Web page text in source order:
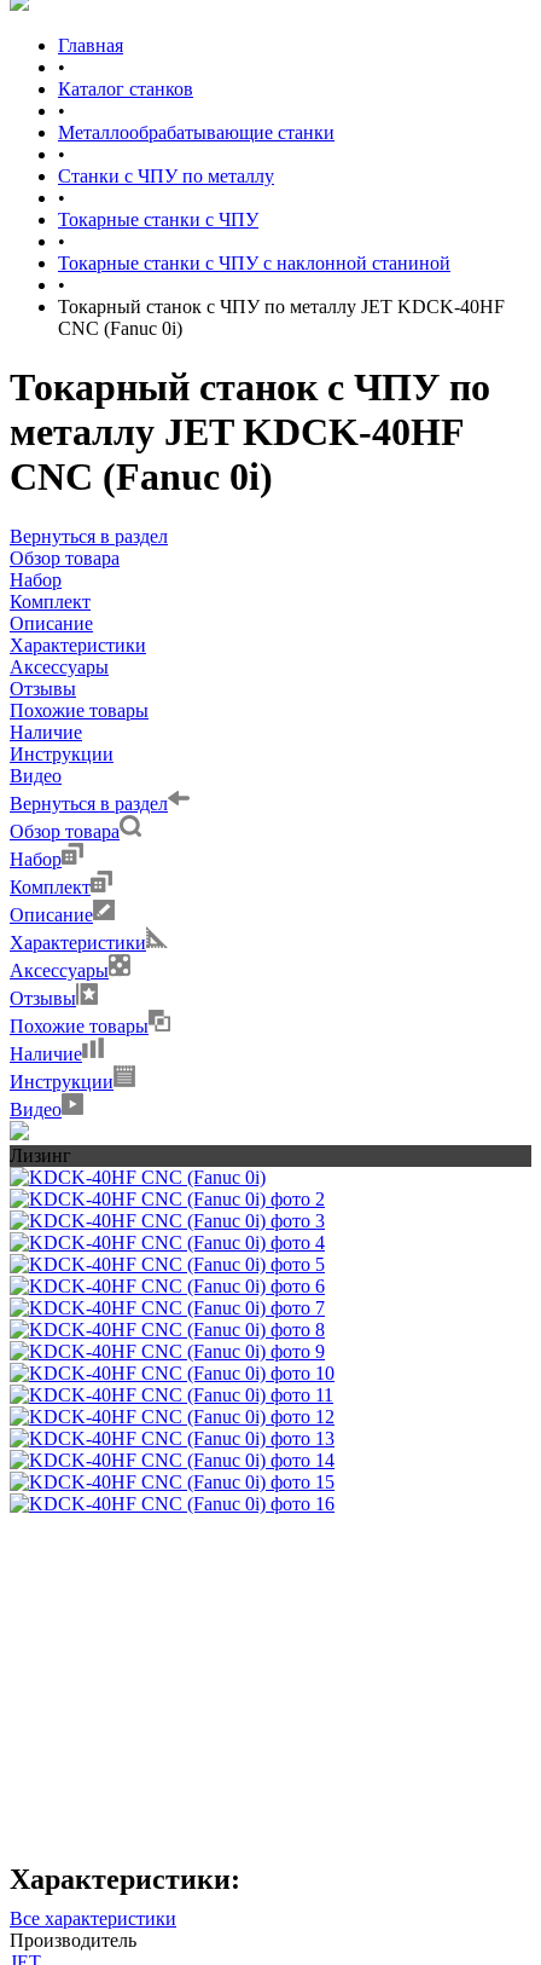
Главная
•
Каталог станков
•
Металлообрабатывающие станки
•
Станки с ЧПУ по металлу
•
Токарные станки с ЧПУ
•
Токарные станки с ЧПУ с наклонной станиной
•
Токарный станок с ЧПУ по металлу JET KDCK-40HF
CNC (Fanuc 0i)
Токарный станок с ЧПУ по
металлу JET KDCK-40HF
CNC (Fanuc 0i)
Вернуться в раздел
Обзор товара
Набор
Комплект
Описание
Характеристики
Аксессуары
Отзывы
Похожие товары
Наличие
Инструкции
Видео
Вернуться в раздел
Обзор товара
Набор
Комплект
Описание
Характеристики
Аксессуары
Отзывы
Похожие товары
Наличие
Инструкции
Видео
Лизинг
Характеристики:
Все характеристики
Производитель